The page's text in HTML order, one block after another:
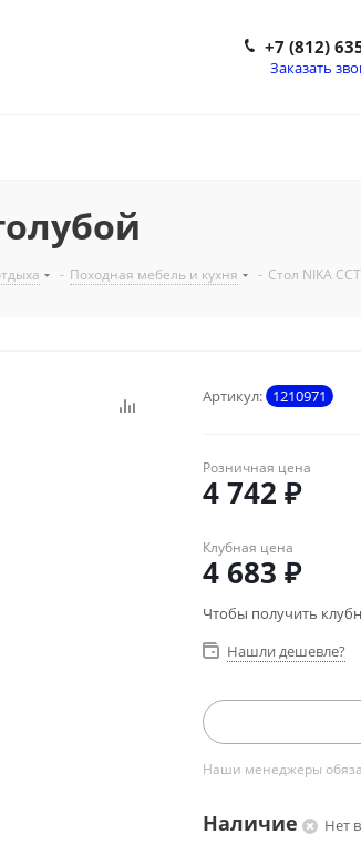
+7 (812)
Заказать
- Походная мебель и кухня - Стол NIKA
Артикул: 1210971
Розничная цена
4 742 ₽
Клубная цена
4 683 ₽
Чтобы получить
Нашли дешевле?
Наши менеджеры
Наличие Нет